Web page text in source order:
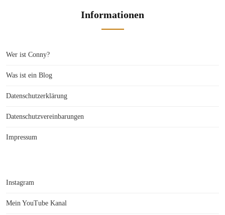
Informationen
Wer ist Conny?
Was ist ein Blog
Datenschutzerklärung
Datenschutzvereinbarungen
Impressum
Instagram
Mein YouTube Kanal